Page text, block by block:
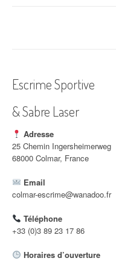
g
a
t
i
o
n
d
'
a
Escrime Sportive
& Sabre Laser
Adresse
25 Chemin Ingersheimerweg
68000 Colmar, France
Email
colmar-escrime@wanadoo.fr
Téléphone
+33 (0)3 89 23 17 86
Horaires d’ouverture